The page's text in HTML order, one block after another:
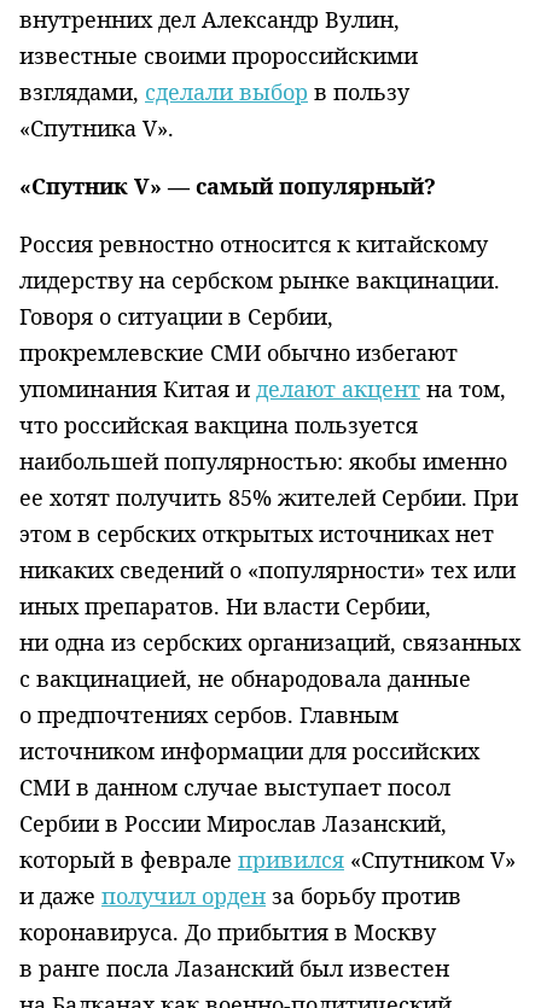
внутренних дел Александр Вулин,
известные своими пророссийскими
взглядами, сделали выбор в пользу
«Спутника V».
«Спутник V» — самый популярный?
Россия ревностно относится к китайскому
лидерству на сербском рынке вакцинации.
Говоря о ситуации в Сербии,
прокремлевские СМИ обычно избегают
упоминания Китая и делают акцент на том,
что российская вакцина пользуется
наибольшей популярностью: якобы именно
ее хотят получить 85% жителей Сербии. При
этом в сербских открытых источниках нет
никаких сведений о «популярности» тех или
иных препаратов. Ни власти Сербии,
ни одна из сербских организаций, связанных
с вакцинацией, не обнародовала данные
о предпочтениях сербов. Главным
источником информации для российских
СМИ в данном случае выступает посол
Сербии в России Мирослав Лазанский,
который в феврале привился «Спутником V»
и даже получил орден за борьбу против
коронавируса. До прибытия в Москву
в ранге посла Лазанский был известен